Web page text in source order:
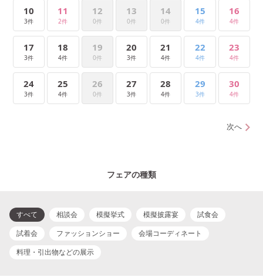
10
3件
11
2件
12
0件
13
0件
14
0件
15
4件
16
4件
17
3件
18
4件
19
0件
20
3件
21
4件
22
4件
23
4件
24
3件
25
4件
26
0件
27
3件
28
4件
29
3件
30
4件
次へ
フェアの種類
すべて 相談会 模擬挙式 模擬披露宴
試食会
試着会
ファッションショー
会場コーディネート
料理・引出物などの展示